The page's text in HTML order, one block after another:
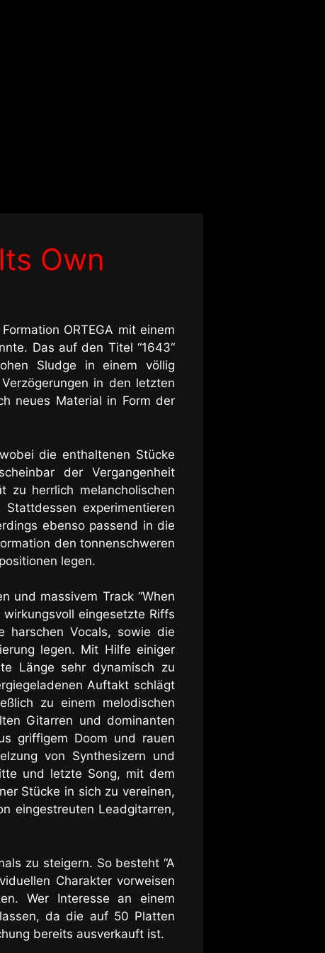
Own
ORTEGA mit einem
Das auf den Titel “1643“
Sludge in einem völlig
in den letzten
neues Material in Form der
die enthaltenen Stücke
der Vergangenheit
herrlich melancholischen
experimentieren
ebenso passend in die
den tonnenschweren
legen.
und massivem Track “When
eingesetzte Riffs
harschen Vocals, sowie die
legen. Mit Hilfe einiger
Länge sehr dynamisch zu
Auftakt schlägt
zu einem melodischen
Gitarren und dominanten
griffigem Doom und rauen
von Synthesizern und
und letzte Song, mit dem
Stücke in sich zu vereinen,
eingestreuten Leadgitarren,
zu steigern. So besteht “A
Charakter vorweisen
Wer Interesse an einem
da die auf 50 Platten
bereits ausverkauft ist.